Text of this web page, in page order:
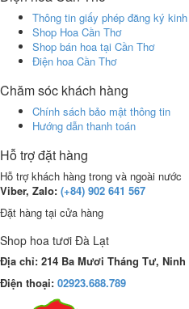
Thông tin giấy phép đăng ký
Shop Hoa Cần Thơ
Shop bán hoa tại Cần Thơ
Điện hoa Cần Thơ
Chăm sóc khách hàng
Chính sách bảo mật thông tin
Hướng dẫn thanh toán
Hỗ trợ đặt hàng
Hỗ trợ khách hàng trong và ngoài nước
Viber, Zalo: (+84) 902 641 567
Đặt hàng tại cửa hàng
Shop hoa tươi Đà Lạt
Địa chỉ: 214 Ba Mươi Tháng Tư,
Điện thoại: 02923.688.789